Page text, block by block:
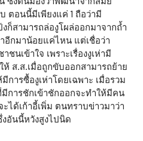
ตอนนี้มีเพียงแค่ 1 ถือว่ามี
สามารถล่องูโผล่ออกมาจากถ้ำ
อีกมาน้อยแค่ไหน แต่เชื่อว่า
นเข้าใจ เพราะเรื่องงูเห่ามี
ส.ส.เมื่อถูกขับออกสามารถย้าย
การซื้องูเห่าโดยเฉพาะ เมื่อรวม
มีการชักเข้าชักออกจะทำให้มีคน
ได้เก้าอี้เพิ่ม ตนทราบข่าวมาว่า
งอันนี้หวังสูงไปนิด